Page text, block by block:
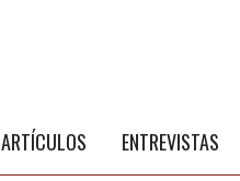
ARTÍCULOS ENTREVISTAS